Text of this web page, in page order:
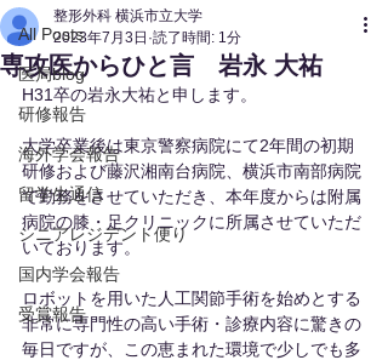
All Posts
医局blog
研修報告
海外学会報告
留学生通信
シニアレジデント便り
国内学会報告
受賞報告
専攻医からひと言 岩永 大祐
整形外科 横浜市立大学
2023年7月3日 読了時間: 1分
H31卒の岩永大祐と申します。
大学卒業後は東京警察病院にて2年間の初期
研修および藤沢湘南台病院、横浜市南部病院
で勤務をさせていただき、本年度からは附属
病院の膝・足クリニックに所属させていただ
いております。
ロボットを用いた人工関節手術を始めとする
非常に専門性の高い手術・診療内容に驚きの
毎日ですが、この恵まれた環境で少しでも多